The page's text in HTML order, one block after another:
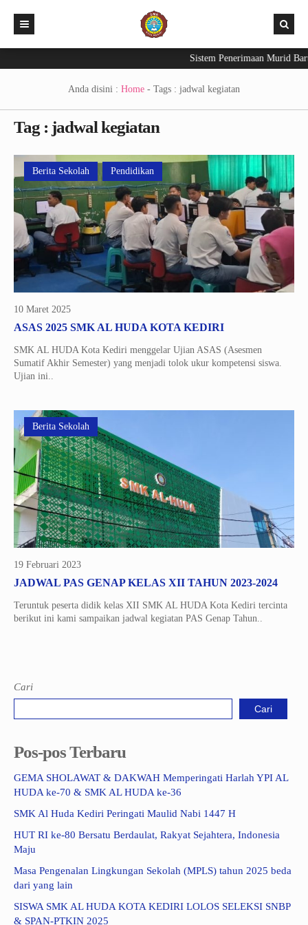
Aplikasi
Exam – CBT
E-Raport
Berita Sekolah
INFO KELULUSAN 2026
Sistem Penerimaan Murid
Anda disini : Home - Tags : jadwal kegiatan
Tag : jadwal kegiatan
Berita Sekolah Pendidikan
10 Maret 2025
ASAS 2025 SMK AL HUDA KOTA KEDIRI
SMK AL HUDA Kota Kediri menggelar Ujian ASAS (Asesmen
Sumatif Akhir Semester) yang menjadi tolok ukur kompetensi siswa.
Ujian ini..
Berita Sekolah
19 Februari 2023
JADWAL PAS GENAP KELAS XII TAHUN 2023-2024
Teruntuk peserta didik kelas XII SMK AL HUDA Kota Kediri tercinta
berikut ini kami sampaikan jadwal kegiatan PAS Genap Tahun..
Cari
Cari
Pos-pos Terbaru
GEMA SHOLAWAT & DAKWAH Memperingati Harlah YPI AL
HUDA ke-70 & SMK AL HUDA ke-36
SMK Al Huda Kediri Peringati Maulid Nabi 1447 H
HUT RI ke-80 Bersatu Berdaulat, Rakyat Sejahtera, Indonesia
Maju
Masa Pengenalan Lingkungan Sekolah (MPLS) tahun 2025 beda
dari yang lain
SISWA SMK AL HUDA KOTA KEDIRI LOLOS SELEKSI SNBP
& SPAN-PTKIN 2025